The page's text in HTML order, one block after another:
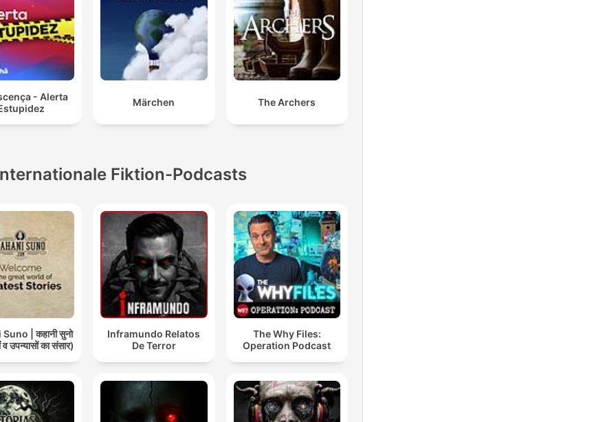
- Alerta
Märchen The Archers
Fiktion-Podcasts
| कहानी सुनो
व उपन्यासों का संसार)
Inframundo Relatos
De Terror
The Why Files:
Operation Podcast